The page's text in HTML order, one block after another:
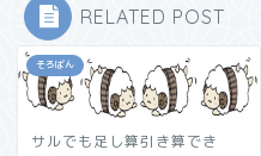
RELATED POST
そろばん
サルでも足し算引き算でき